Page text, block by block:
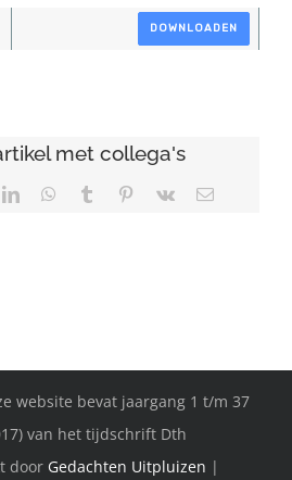
DOWNLOADEN
met collega's
LinkedInWhatsApp
Tumblr Pinterest
Vk
E-
website bevat jaargang 1 t/m 37
van het tijdschrift Dth
door Gedachten Uitpluizen |